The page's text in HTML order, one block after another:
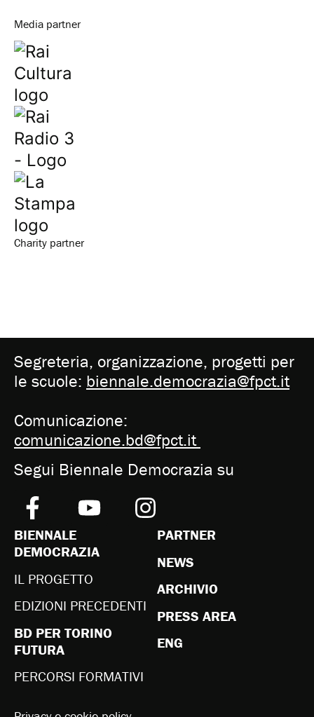
Media partner
Charity partner
Segreteria, organizzazione, progetti per
le scuole: biennale.democrazia@fpct.it
Comunicazione:
comunicazione.bd@fpct.it
Segui Biennale Democrazia su
BIENNALE
DEMOCRAZIA
IL PROGETTO
EDIZIONI PRECEDENTI
BD PER TORINO
FUTURA
PERCORSI FORMATIVI
PARTNER
NEWS
ARCHIVIO
PRESS AREA
ENG